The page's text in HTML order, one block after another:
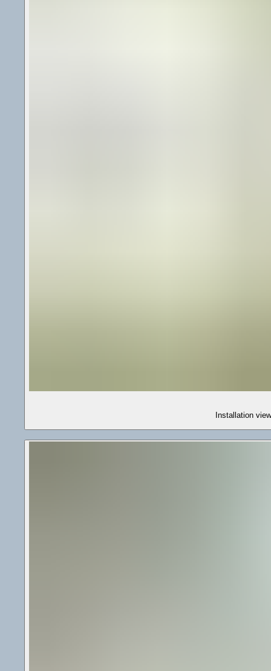
Installation